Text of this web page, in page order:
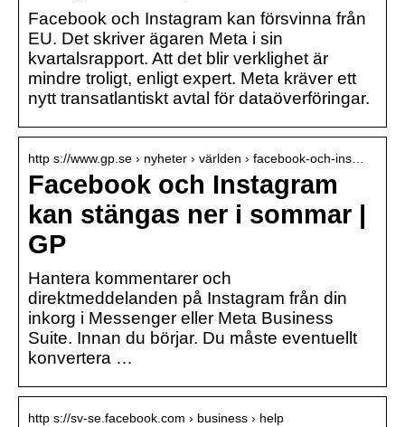
Facebook och Instagram kan försvinna från
EU. Det skriver ägaren Meta i sin
kvartalsrapport. Att det blir verklighet är
mindre troligt, enligt expert. Meta kräver ett
nytt transatlantiskt avtal för dataöverföringar.
http s://www.gp.se › nyheter › världen › facebook-och-ins…
Facebook och Instagram
kan stängas ner i sommar |
GP
Hantera kommentarer och
direktmeddelanden på Instagram från din
inkorg i Messenger eller Meta Business
Suite. Innan du börjar. Du måste eventuellt
konvertera …
http s://sv-se.facebook.com › business › help